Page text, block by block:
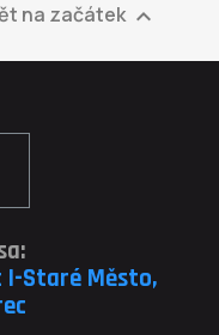
na začátek 
I-Staré Město,